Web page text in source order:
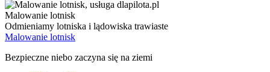
Malowanie lotnisk
Odmieniamy lotniska i lądowiska trawiaste
Malowanie lotnisk
Bezpieczne niebo zaczyna się na ziemi